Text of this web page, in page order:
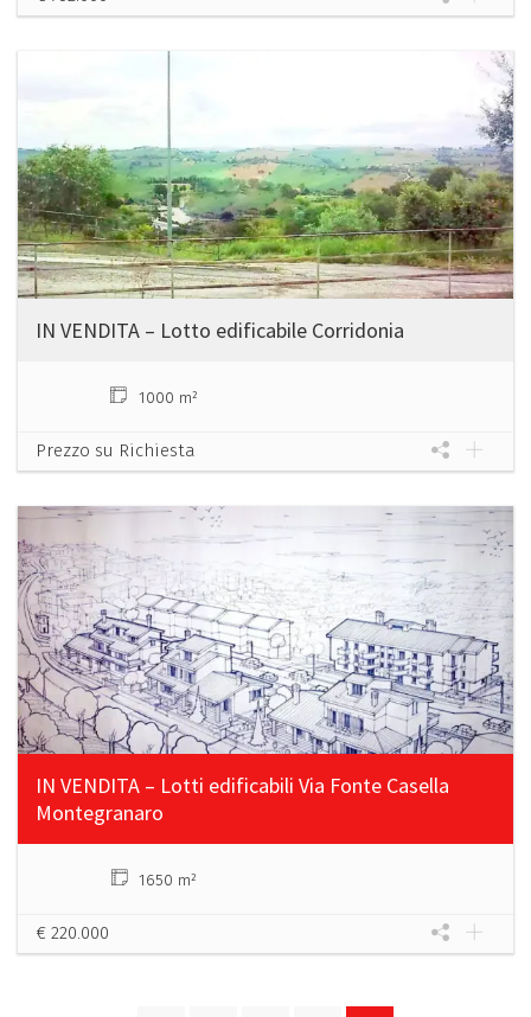
IN VENDITA – Lotto edificabile Corridonia
1000 m²
Prezzo su Richiesta
IN VENDITA – Lotti edificabili Via Fonte Casella
Montegranaro
1650 m²
€ 220.000